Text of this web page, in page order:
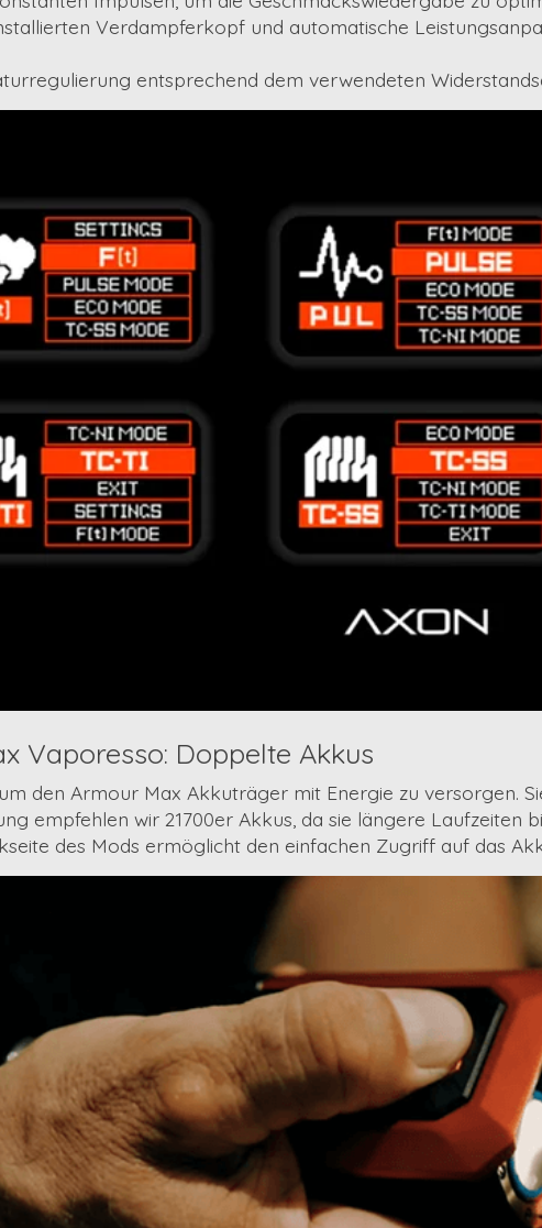
Verdampferkopf und automatische
entsprechend dem verwendeten
Vaporesso: Doppelte Akkus
den Armour Max Akkuträger mit Energie zu versorgen.
empfehlen wir 21700er Akkus, da sie längere Laufzeiten
des Mods ermöglicht den einfachen Zugriff auf das